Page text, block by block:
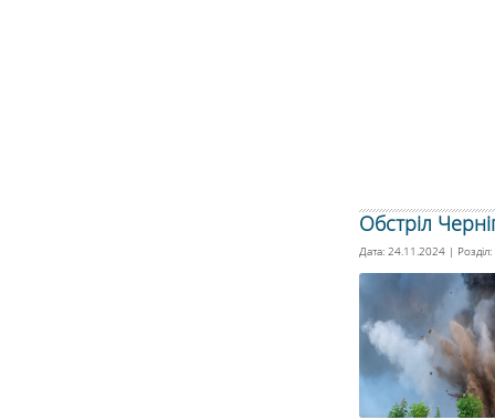
Обстріл
Дата: 24.11.2024 | Розділ: